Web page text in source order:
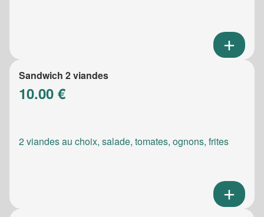
Sandwich 2 viandes
10.00 €
2 viandes au choix, salade, tomates, ognons, frites